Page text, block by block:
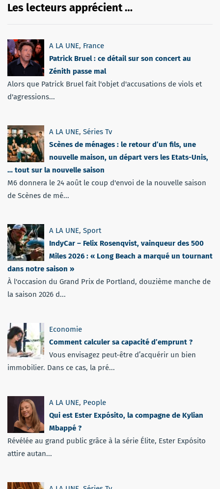
Les lecteurs apprécient …
A LA UNE, France
Patrick Bruel : ce détail sur son concert au
Zénith passe mal
Alors que Patrick Bruel fait l'objet d'accusations de viols et
d'agressions...
A LA UNE, Séries Tv
Scènes de ménages : le retour d’un fils, une
nouvelle maison, un départ vers les Etats-Unis,
… tout sur la nouvelle saison
M6 donnera le 24 août le coup d'envoi de la nouvelle saison
de Scènes de mé...
A LA UNE, Sport
IndyCar – Felix Rosenqvist, vainqueur des 500
Miles 2026 : « Long Beach a marqué un tournant
dans notre saison »
À l'occasion du Grand Prix de Portland, douzième manche de
la saison 2026 d...
Economie
Comment calculer sa capacité d’emprunt ?
Vous envisagez peut-être d’acquérir un bien
immobilier. Dans ce cas, la pré...
A LA UNE, People
Qui est Ester Expósito, la compagne de Kylian
Mbappé ?
Révélée au grand public grâce à la série Élite, Ester Expósito
attire autan...